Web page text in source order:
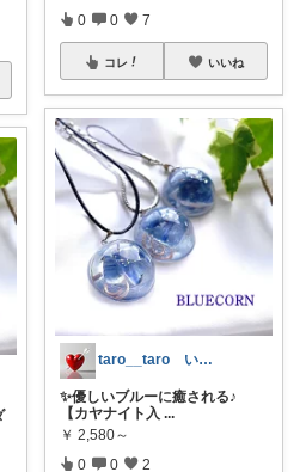
0 0 7
コレ いいね
taro__taro いらっしゃませ🎶
✨優しいブルーに癒される♪
【カヤナイト入 ...
￥ 2,580～
0 0 2